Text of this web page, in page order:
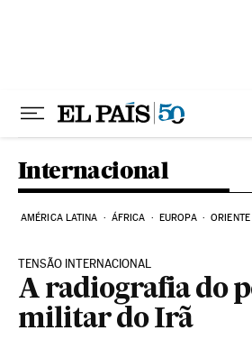
Internacional
AMÉRICA LATINA ÁFRICA EUROPA
TENSÃO INTERNACIONAL
A radiografia do
militar do Irã